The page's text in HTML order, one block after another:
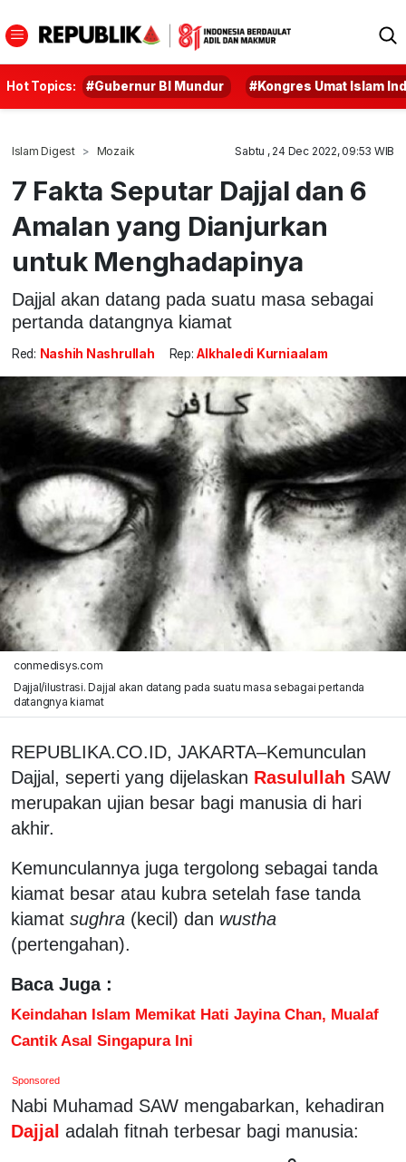
Hot Topics: #Gubernur BI Mundur #Kongres Umat Islam
Islam Digest Mozaik Sabtu , 24 Dec 2022, 09:53 WIB
7 Fakta Seputar Dajjal dan 6
Amalan yang Dianjurkan
untuk Menghadapinya
Dajjal akan datang pada suatu masa sebagai
pertanda datangnya kiamat
Red: Nashih Nashrullah Rep: Alkhaledi Kurniaalam
conmedisys.com
Dajjal/ilustrasi. Dajjal akan datang pada suatu masa sebagai pertanda
datangnya kiamat
REPUBLIKA.CO.ID, JAKARTA–Kemunculan
Dajjal, seperti yang dijelaskan Rasulullah SAW
merupakan ujian besar bagi manusia di hari
akhir.
Kemunculannya juga tergolong sebagai tanda
kiamat besar atau kubra setelah fase tanda
kiamat sughra (kecil) dan wustha
(pertengahan).
Baca Juga :
Keindahan Islam Memikat Hati Jayina Chan, Mualaf
Cantik Asal Singapura Ini
Sponsored
Nabi Muhamad SAW mengabarkan, kehadiran
Dajjal adalah fitnah terbesar bagi manusia: